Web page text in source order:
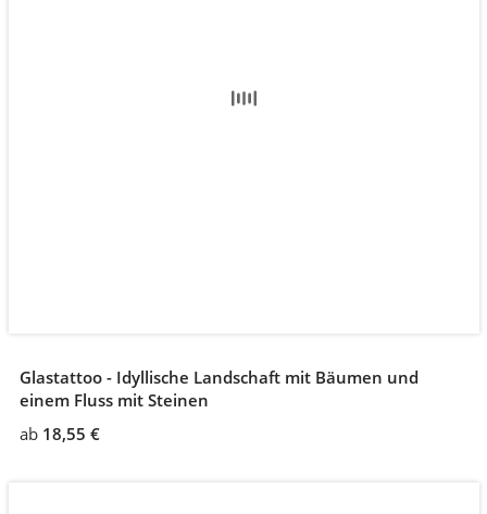
Glastattoo - Idyllische Landschaft mit Bäumen und
einem Fluss mit Steinen
ab 18,55 €